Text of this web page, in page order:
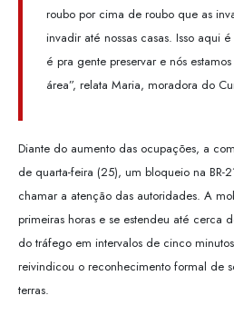
roubo por cima de roubo que as
invadir até nossas casas. Isso aqui
é pra gente preservar e nós
área”, relata Maria, moradora do
Diante do aumento das ocupações, a
de quarta-feira (25), um bloqueio na BR-
chamar a atenção das autoridades. A
primeiras horas e se estendeu até cerca
do tráfego em intervalos de cinco
reivindicou o reconhecimento formal de
terras.